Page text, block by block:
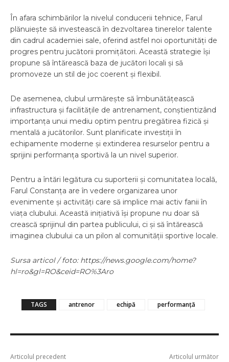
În afara schimbărilor la nivelul conducerii tehnice, Farul
plănuiește să investească în dezvoltarea tinerelor talente
din cadrul academiei sale, oferind astfel noi oportunități de
progres pentru jucătorii promițători. Această strategie își
propune să întărească baza de jucători locali și să
promoveze un stil de joc coerent și flexibil.
De asemenea, clubul urmărește să îmbunătățească
infrastructura și facilitățile de antrenament, conștientizând
importanța unui mediu optim pentru pregătirea fizică și
mentală a jucătorilor. Sunt planificate investiții în
echipamente moderne și extinderea resurselor pentru a
sprijini performanța sportivă la un nivel superior.
Pentru a întări legătura cu suporterii și comunitatea locală,
Farul Constanța are în vedere organizarea unor
evenimente și activități care să implice mai activ fanii în
viața clubului. Această inițiativă își propune nu doar să
crească sprijinul din partea publicului, ci și să întărească
imaginea clubului ca un pilon al comunității sportive locale.
Sursa articol / foto: https://news.google.com/home?
hl=ro&gl=RO&ceid=RO%3Aro
TAGS antrenor echipă performanță
Articolul precedent Articolul următor